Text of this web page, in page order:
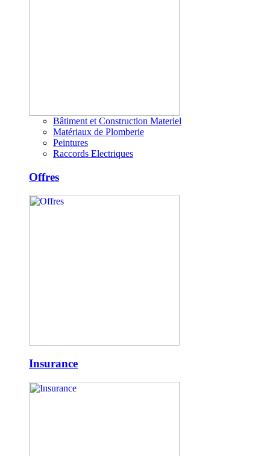
Bâtiment et Construction Materiel
Matériaux de Plomberie
Peintures
Raccords Electriques
Offres
Insurance